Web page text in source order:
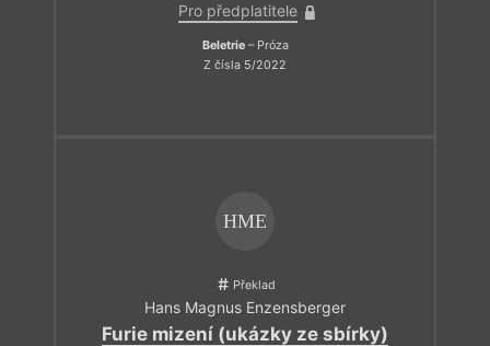
Pro předplatitele
Beletrie– Próza
Z čísla 5/2022
HME
Překlad
Hans Magnus Enzensberger
Furie mizení (ukázky ze sbírky)